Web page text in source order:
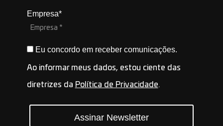
Empresa*
Eu concordo em receber comunicações.
Ao informar meus dados, estou ciente das
diretrizes da Política de Privacidade.
Assinar Newsletter